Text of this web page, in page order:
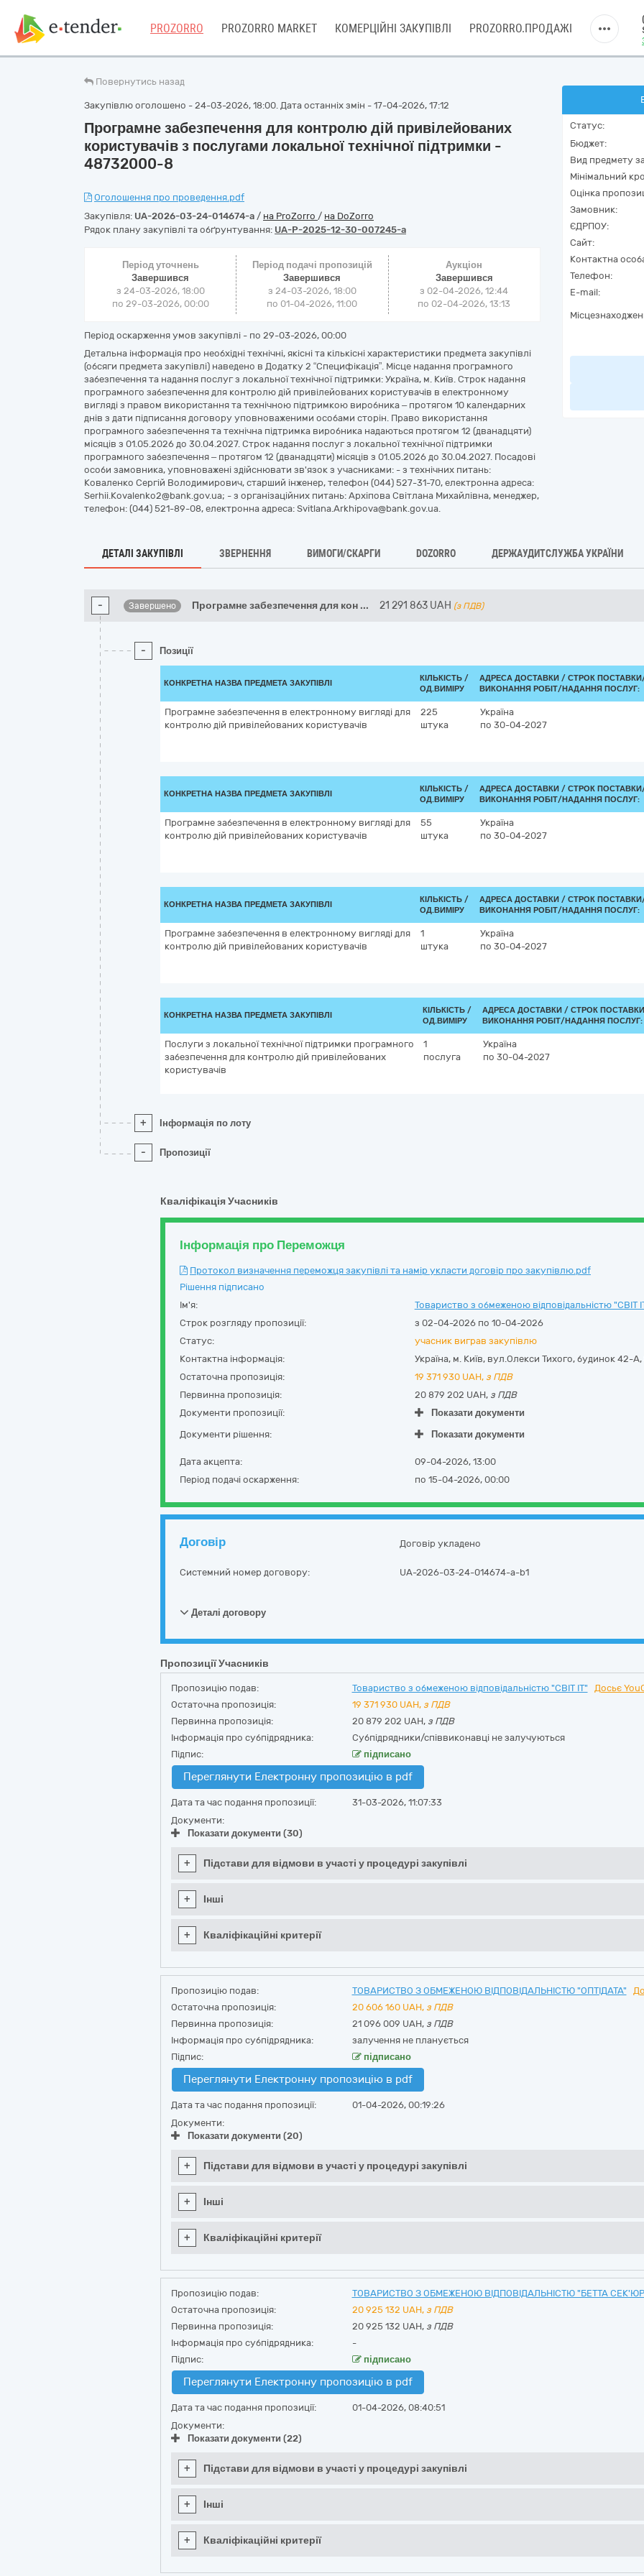
PROZORRO PROZORRO MARKET КОМЕРЦІЙНІ ЗАКУПІВЛІ PROZORRO.ПРОДАЖІ
Повернутись назад
Закупівлю оголошено - 24-03-2026, 18:00. Дата останніх змін - 17-04-2026, 17:12
Програмне забезпечення для контролю дій привілейованих
користувачів з послугами локальної технічної підтримки -
48732000-8
Оголошення про проведення.pdf
Закупівля: UA-2026-03-24-014674-a / на ProZorro / на DoZorro
Рядок плану закупівлі та обґрунтування: UA-P-2025-12-30-007245-a
Період уточнень
Завершився
з 24-03-2026, 18:00
по 29-03-2026, 00:00
Період подачі пропозицій
Завершився
з 24-03-2026, 18:00
по 01-04-2026, 11:00
Аукціон
Завершився
з 02-04-2026, 12:44
по 02-04-2026, 13:13
Період оскарження умов закупівлі - по 29-03-2026, 00:00
Детальна інформація про необхідні технічні, якісні та кількісні характеристики предмета закупівлі
(обсяги предмета закупівлі) наведено в Додатку 2 “Специфікація”. Місце надання програмного
забезпечення та надання послуг з локальної технічної підтримки: Україна, м. Київ. Строк надання
програмного забезпечення для контролю дій привілейованих користувачів в електронному
вигляді з правом використання та технічною підтримкою виробника – протягом 10 календарних
днів з дати підписання договору уповноваженими особами сторін. Право використання
програмного забезпечення та технічна підтримка виробника надаються протягом 12 (дванадцяти)
місяців з 01.05.2026 до 30.04.2027. Строк надання послуг з локальної технічної підтримки
програмного забезпечення – протягом 12 (дванадцяти) місяців з 01.05.2026 до 30.04.2027. Посадові
особи замовника, уповноважені здійснювати зв'язок з учасниками: - з технічних питань:
Коваленко Сергій Володимирович, старший інженер, телефон (044) 527-31-70, електронна адреса:
Serhii.Kovalenko2@bank.gov.ua; - з організаційних питань: Архіпова Світлана Михайлівна, менеджер,
телефон: (044) 521-89-08, електронна адреса: Svitlana.Arkhipova@bank.gov.ua.
Статус:
Бюджет:
Вид предмету
Мінімальний
Оцінка
Замовник:
ЄДРПОУ:
Сайт:
Контактна
Телефон:
E-mail:
ДЕТАЛІ ЗАКУПІВЛІ ЗВЕРНЕННЯ ВИМОГИ/СКАРГИ DOZORRO ДЕРЖАУДИТСЛУЖБА УКРАЇНИ
- Завершено Програмне забезпечення для кон ... 21 291 863 UAH (з ПДВ)
- Позиції
КОНКРЕТНА НАЗВА ПРЕДМЕТА ЗАКУПІВЛІ
КІЛЬКІСТЬ /
ОД.ВИМІРУ
АДРЕСА ДОСТАВКИ / СТРОК
ВИКОНАННЯ РОБІТ/НАДАННЯ ПОСЛУГ:
Програмне забезпечення в електронному вигляді для
контролю дій привілейованих користувачів
225
штука
Україна
по 30-04-2027
КОНКРЕТНА НАЗВА ПРЕДМЕТА ЗАКУПІВЛІ
КІЛЬКІСТЬ /
ОД.ВИМІРУ
АДРЕСА ДОСТАВКИ / СТРОК
ВИКОНАННЯ РОБІТ/НАДАННЯ ПОСЛУГ:
Програмне забезпечення в електронному вигляді для
контролю дій привілейованих користувачів
55
штука
Україна
по 30-04-2027
КОНКРЕТНА НАЗВА ПРЕДМЕТА ЗАКУПІВЛІ
КІЛЬКІСТЬ /
ОД.ВИМІРУ
АДРЕСА ДОСТАВКИ / СТРОК
ВИКОНАННЯ РОБІТ/НАДАННЯ ПОСЛУГ:
Програмне забезпечення в електронному вигляді для
контролю дій привілейованих користувачів
1
штука
Україна
по 30-04-2027
КОНКРЕТНА НАЗВА ПРЕДМЕТА ЗАКУПІВЛІ
КІЛЬКІСТЬ /
ОД.ВИМІРУ
АДРЕСА ДОСТАВКИ / СТРОК
ВИКОНАННЯ РОБІТ/НАДАННЯ ПОСЛУГ:
Послуги з локальної технічної підтримки програмного
забезпечення для контролю дій привілейованих
користувачів
1
послуга
Україна
по 30-04-2027
+ Інформація по лоту
- Пропозиції
Кваліфікація Учасників
Інформація про Переможця
Протокол визначення переможця закупівлі та намір укласти договір про закупівлю.pdf
Рішення підписано
Ім'я:
Товариство з обмеженою відповідальністю "СВІТ
Строк розгляду пропозиції:
з 02-04-2026 по 10-04-2026
Статус:
учасник виграв закупівлю
Контактна інформація:
Україна, м. Київ, вул.Олекси Тихого, будинок 42-А,
Остаточна пропозиція:
19 371 930 UAH, з ПДВ
Первинна пропозиція:
20 879 202 UAH, з ПДВ
Документи пропозиції:
Показати документи
Документи рішення:
Показати документи
Дата акцепта:
09-04-2026, 13:00
Період подачі оскарження:
по 15-04-2026, 00:00
Договір Договір укладено
Системний номер договору: UA-2026-03-24-014674-a-b1
Деталі договору
Пропозиції Учасників
Пропозицію подав: Товариство з обмеженою відповідальністю "СВІТ ІТ"
Досьє
Остаточна пропозиція:
19 371 930 UAH, з ПДВ
Первинна пропозиція:
20 879 202 UAH, з ПДВ
Інформація про субпідрядника:
Субпідрядники/співвиконавці не залучуються
Підпис:
підписано
Переглянути Електронну пропозицію в pdf
Дата та час подання пропозиції:
31-03-2026, 11:07:33
Документи:
Показати документи (30)
+ Підстави для відмови в участі у процедурі закупівлі
+ Інші
+ Кваліфікаційні критерії
Пропозицію подав: ТОВАРИСТВО З ОБМЕЖЕНОЮ ВІДПОВІДАЛЬНІСТЮ "ОПТІДАТА"
Остаточна пропозиція:
20 606 160 UAH, з ПДВ
Первинна пропозиція:
21 096 009 UAH, з ПДВ
Інформація про субпідрядника:
залучення не планується
Підпис:
підписано
Переглянути Електронну пропозицію в pdf
Дата та час подання пропозиції:
01-04-2026, 00:19:26
Документи:
Показати документи (20)
+ Підстави для відмови в участі у процедурі закупівлі
+ Інші
+ Кваліфікаційні критерії
Пропозицію подав: ТОВАРИСТВО З ОБМЕЖЕНОЮ ВІДПОВІДАЛЬНІСТЮ "БЕТТА
Остаточна пропозиція:
20 925 132 UAH, з ПДВ
Первинна пропозиція:
20 925 132 UAH, з ПДВ
Інформація про субпідрядника:
-
Підпис:
підписано
Переглянути Електронну пропозицію в pdf
Дата та час подання пропозиції:
01-04-2026, 08:40:51
Документи:
Показати документи (22)
+ Підстави для відмови в участі у процедурі закупівлі
+ Інші
+ Кваліфікаційні критерії